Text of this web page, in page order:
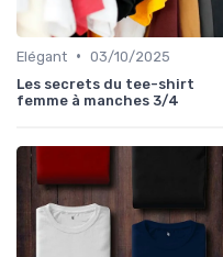
Elégant • 03/10/2025
Les secrets du tee-shirt
femme à manches 3/4